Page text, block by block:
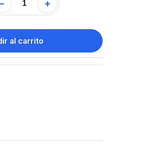
+
al carrito